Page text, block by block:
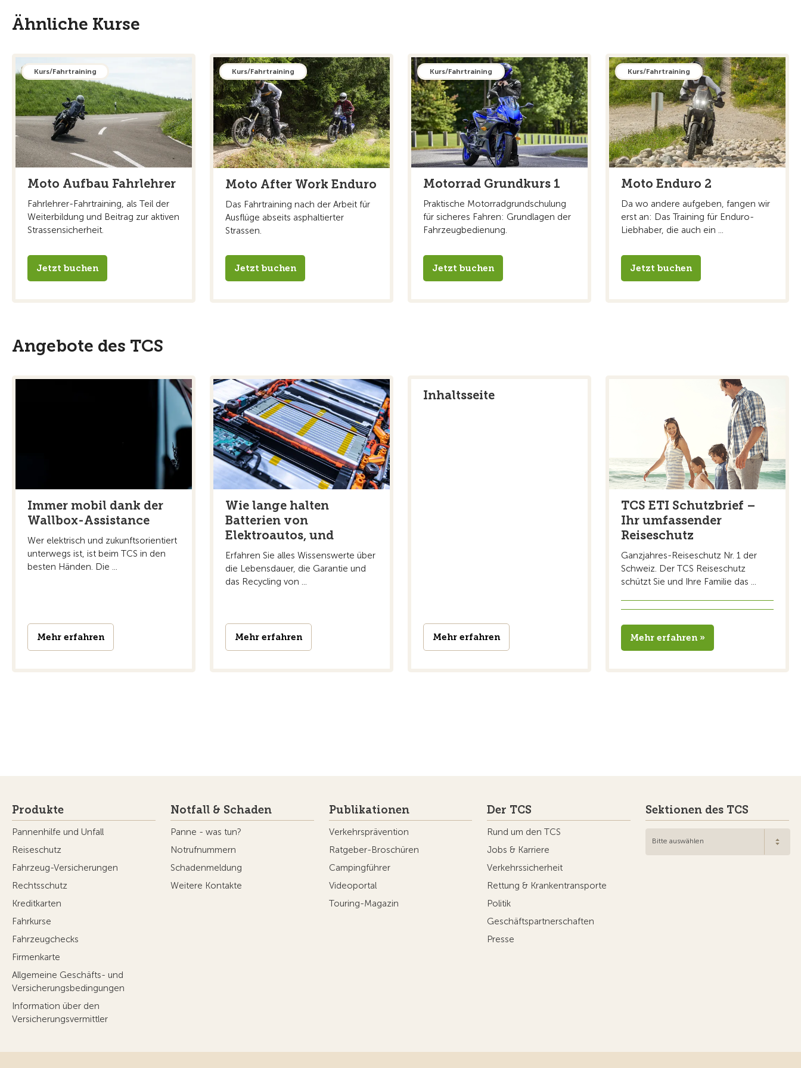
Ähnliche Kurse
Kurs/Fahrtraining
Moto Aufbau Fahrlehrer
Fahrlehrer-Fahrtraining, als Teil der
Weiterbildung und Beitrag zur aktiven
Strassensicherheit.
Jetzt buchen
Kurs/Fahrtraining
Moto After Work Enduro
Das Fahrtraining nach der Arbeit für
Ausflüge abseits asphaltierter
Strassen.
Jetzt buchen
Kurs/Fahrtraining
Motorrad Grundkurs 1
Praktische Motorradgrundschulung
für sicheres Fahren: Grundlagen der
Fahrzeugbedienung.
Jetzt buchen
Kurs/Fahrtraining
Moto Enduro 2
Da wo andere aufgeben, fangen wir
erst an: Das Training für Enduro-
Liebhaber, die auch ein ...
Jetzt buchen
Angebote des TCS
Immer mobil dank der
Wallbox-Assistance
Wer elektrisch und zukunftsorientiert
unterwegs ist, ist beim TCS in den
besten Händen. Die ...
Mehr erfahren
Wie lange halten
Batterien von
Elektroautos, und
Erfahren Sie alles Wissenswerte über
die Lebensdauer, die Garantie und
das Recycling von ...
Mehr erfahren
Inhaltsseite
Mehr erfahren
TCS ETI Schutzbrief –
Ihr umfassender
Reiseschutz
Ganzjahres-Reiseschutz Nr. 1 der
Schweiz. Der TCS Reiseschutz
schützt Sie und Ihre Familie das ...
Mehr erfahren »
Produkte
Pannenhilfe und Unfall
Reiseschutz
Fahrzeug-Versicherungen
Rechtsschutz
Kreditkarten
Fahrkurse
Fahrzeugchecks
Firmenkarte
Allgemeine Geschäfts- und
Versicherungsbedingungen
Information über den
Versicherungsvermittler
Notfall & Schaden
Panne - was tun?
Notrufnummern
Schadenmeldung
Weitere Kontakte
Publikationen
Verkehrsprävention
Ratgeber-Broschüren
Campingführer
Videoportal
Touring-Magazin
Der TCS
Rund um den TCS
Jobs & Karriere
Verkehrssicherheit
Rettung & Krankentransporte
Politik
Geschäftspartnerschaften
Presse
Sektionen des TCS
Bitte auswählen